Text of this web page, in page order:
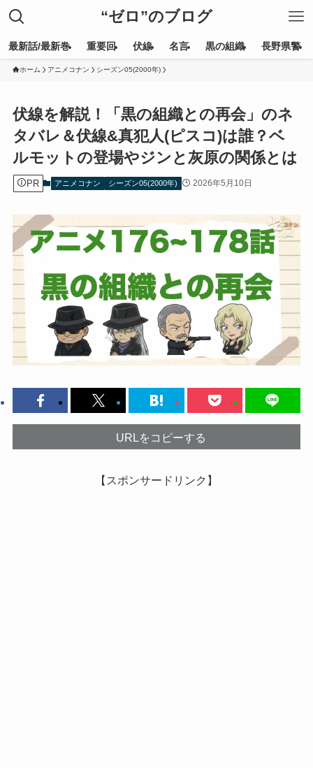
“ゼロ”のブログ
最新話/最新巻 重要回 伏線 名言 黒の組織 長野県警
ホーム アニメコナン シーズン05(2000年)
伏線を解説！「黒の組織との再会」のネ
タバレ＆伏線&真犯人(ピスコ)は誰？ベ
ルモットの登場やジンと灰原の関係とは
PR アニメコナン シーズン05(2000年) 2026年5月10日
URLをコピーする
【スポンサードリンク】